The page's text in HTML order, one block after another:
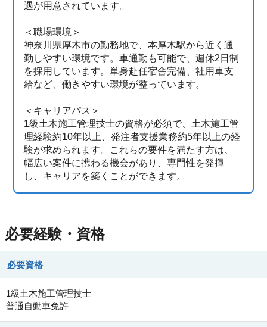
遇が用意されています。
＜職場環境＞
神奈川県厚木市の勤務地で、本厚木駅から近く通
勤しやすい環境です。車通勤も可能で、週休2日制
を採用しています。単身赴任宿舎完備、社用車支
給など、働きやすい環境が整っています。
＜キャリアパス＞
1級土木施工管理技士の資格が必須で、土木施工管
理経験約10年以上、発注者支援業務約5年以上の経
験が求められます。これらの要件を満たす方は、
幅広い案件に携わる機会があり、専門性を発揮
し、キャリアを築くことができます。
必要経験・資格
必要資格
1級土木施工管理技士
普通自動車免許